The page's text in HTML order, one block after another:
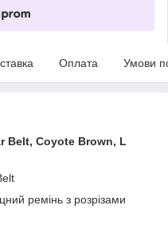
Оплата Умови
Belt, Coyote Brown, L
ремінь з розрізами